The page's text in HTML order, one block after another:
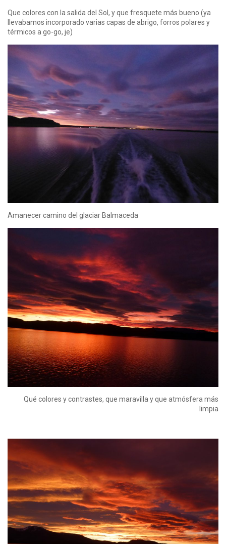
Que colores con la salida del Sol, y que fresquete más bueno (ya
llevabamos incorporado varias capas de abrigo, forros polares y
térmicos a go-go, je)
Amanecer camino del glaciar Balmaceda
Qué colores y contrastes, que maravilla y que atmósfera más
limpia